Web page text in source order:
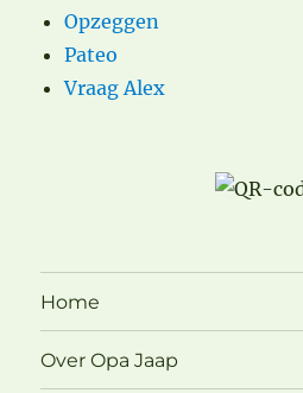
Opzeggen
Pateo
Vraag Alex
Home
Over Opa Jaap